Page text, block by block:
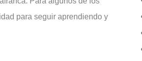
para seguir aprendiendo y